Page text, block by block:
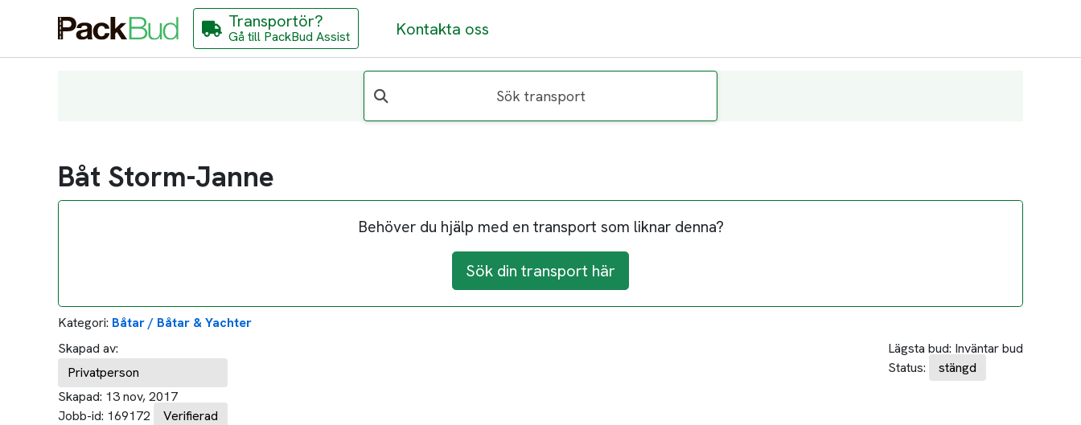
Transportör?
Gå till PackBud Assist Kontakta oss
Sök transport
Båt Storm-Janne
Behöver du hjälp med en transport som liknar denna?
Sök din transport här
Kategori: Båtar / Båtar & Yachter
Skapad av:
Privatperson
Skapad: 13 nov, 2017
Jobb-id: 169172 Verifierad
Lägsta bud: Inväntar bud
Status:
stängd